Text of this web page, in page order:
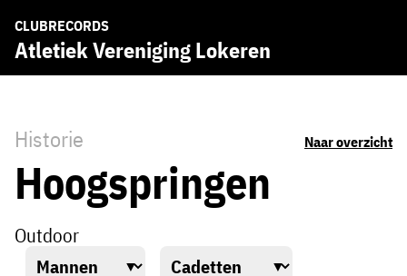
CLUBRECORDS
Atletiek Vereniging Lokeren
Historie Naar overzicht
Hoogspringen
Outdoor